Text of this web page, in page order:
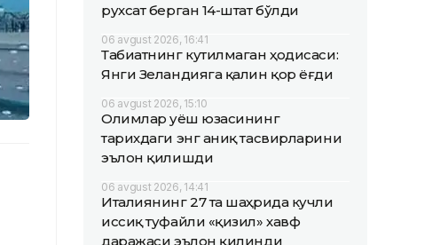
рухсат берган 14-штат бўлди
06 avgust 2026, 16:41
Табиатнинг кутилмаган ҳодисаси:
Янги Зеландияга қалин қор ёғди
06 avgust 2026, 15:10
Олимлар Қуёш юзасининг
тарихдаги энг аниқ тасвирларини
эълон қилишди
06 avgust 2026, 14:41
Италиянинг 27 та шаҳрида кучли
иссиқ туфайли «қизил» хавф
даражаси эълон қилинди